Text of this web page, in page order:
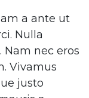
a ante ut
Nulla
nec eros
Vivamus
justo